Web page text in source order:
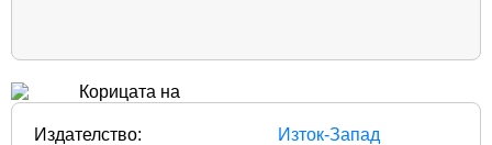
Издателство:
Изток-Запад